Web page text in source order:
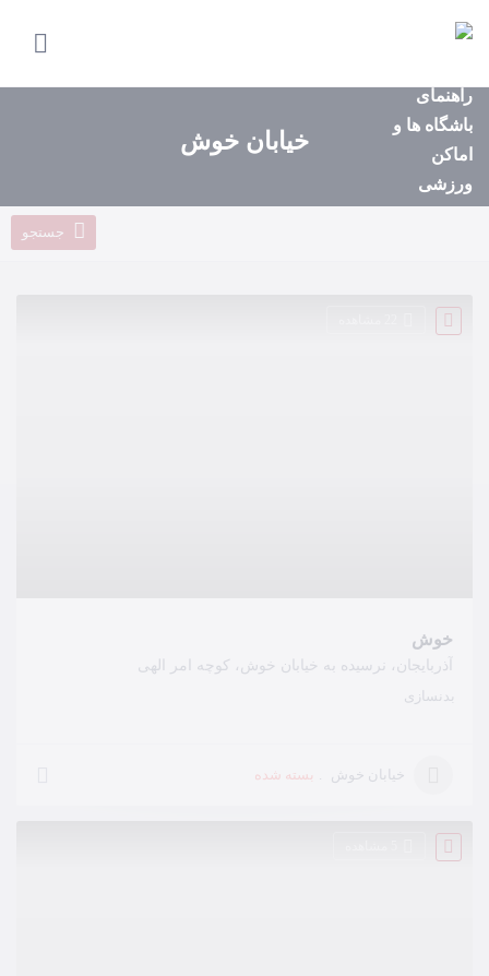
صفحه
استان‌ها
باشگاه‌ها
خیابان خوش
جستجو
خوش
آذربایجان، نرسیده به خیابان خوش، کوچه امر الهی
بدنسازی
خیابان خوش بسته شده